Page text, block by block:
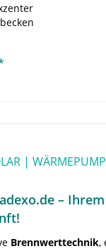
|
–
Brennwerttechnik,